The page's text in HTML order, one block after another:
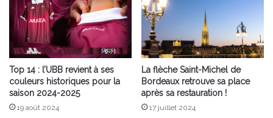
Top 14 : l’UBB revient à ses
couleurs historiques pour la
saison 2024-2025
19 août 2024
La flèche Saint-Michel de
Bordeaux retrouve sa place
après sa restauration !
17 juillet 2024